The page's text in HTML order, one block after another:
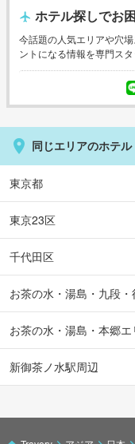
ホテル探しでお
今話題の人気エリアや穴
ントになる情報を専門ス
同じエリアのホテ
東京都
東京23区
千代田区
お茶の水・湯島・九段
お茶の水・湯島・本郷エ
新御茶ノ水駅周辺